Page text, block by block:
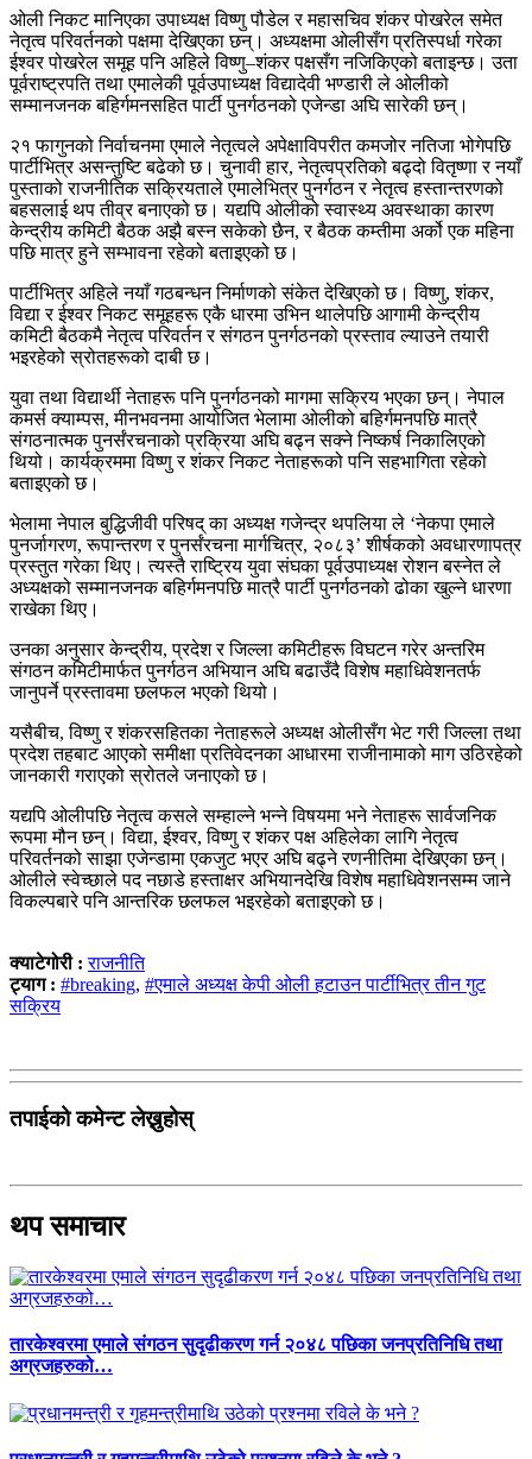
ओली निकट मानिएका उपाध्यक्षविष्णु पौडेलर महासचिवशंकर पोखरेलसमेत
नेतृत्व परिवर्तनको पक्षमा देखिएका छन्। अध्यक्षमा ओलीसँग प्रतिस्पर्धा गरेका
ईश्वर पोखरेलसमूह पनि अहिले विष्णु–शंकर पक्षसँग नजिकिएको बताइन्छ। उता
पूर्वराष्ट्रपति तथा एमालेकी पूर्वउपाध्यक्षविद्यादेवी भण्डारीले ओलीको
सम्मानजनक बहिर्गमनसहित पार्टी पुनर्गठनको एजेन्डा अघि सारेकी छन्।
२१ फागुनको निर्वाचनमा एमाले नेतृत्वले अपेक्षाविपरीत कमजोर नतिजा भोगेपछि
पार्टीभित्र असन्तुष्टि बढेको छ। चुनावी हार, नेतृत्वप्रतिको बढ्दो वितृष्णा र नयाँ
पुस्ताको राजनीतिक सक्रियताले एमालेभित्र पुनर्गठन र नेतृत्व हस्तान्तरणको
बहसलाई थप तीव्र बनाएको छ। यद्यपि ओलीको स्वास्थ्य अवस्थाका कारण
केन्द्रीय कमिटी बैठक अझै बस्न सकेको छैन, र बैठक कम्तीमा अर्को एक महिना
पछि मात्र हुने सम्भावना रहेको बताइएको छ।
पार्टीभित्र अहिले नयाँ गठबन्धन निर्माणको संकेत देखिएको छ। विष्णु, शंकर,
विद्या र ईश्वर निकट समूहहरू एकै धारमा उभिन थालेपछि आगामी केन्द्रीय
कमिटी बैठकमै नेतृत्व परिवर्तन र संगठन पुनर्गठनको प्रस्ताव ल्याउने तयारी
भइरहेको स्रोतहरूको दाबी छ।
युवा तथा विद्यार्थी नेताहरू पनि पुनर्गठनको मागमा सक्रिय भएका छन्।नेपाल
कमर्स क्याम्पस, मीनभवनमा आयोजित भेलामा ओलीको बहिर्गमनपछि मात्रै
संगठनात्मक पुनर्संरचनाको प्रक्रिया अघि बढ्न सक्ने निष्कर्ष निकालिएको
थियो। कार्यक्रममा विष्णु र शंकर निकट नेताहरूको पनि सहभागिता रहेको
बताइएको छ।
भेलामानेपाल बुद्धिजीवी परिषद्का अध्यक्षगजेन्द्र थपलियाले ‘नेकपा एमाले
पुनर्जागरण, रूपान्तरण र पुनर्संरचना मार्गचित्र, २०८३’ शीर्षकको अवधारणापत्र
प्रस्तुत गरेका थिए। त्यस्तै राष्ट्रिय युवा संघका पूर्वउपाध्यक्षरोशन बस्नेतले
अध्यक्षको सम्मानजनक बहिर्गमनपछि मात्रै पार्टी पुनर्गठनको ढोका खुल्ने धारणा
राखेका थिए।
उनका अनुसार केन्द्रीय, प्रदेश र जिल्ला कमिटीहरू विघटन गरेर अन्तरिम
संगठन कमिटीमार्फत पुनर्गठन अभियान अघि बढाउँदै विशेष महाधिवेशनतर्फ
जानुपर्ने प्रस्तावमा छलफल भएको थियो।
यसैबीच, विष्णु र शंकरसहितका नेताहरूले अध्यक्ष ओलीसँग भेट गरी जिल्ला तथा
प्रदेश तहबाट आएको समीक्षा प्रतिवेदनका आधारमा राजीनामाको माग उठिरहेको
जानकारी गराएको स्रोतले जनाएको छ।
यद्यपि ओलीपछि नेतृत्व कसले सम्हाल्ने भन्ने विषयमा भने नेताहरू सार्वजनिक
रूपमा मौन छन्। विद्या, ईश्वर, विष्णु र शंकर पक्ष अहिलेका लागि नेतृत्व
परिवर्तनको साझा एजेन्डामा एकजुट भएर अघि बढ्ने रणनीतिमा देखिएका छन्।
ओलीले स्वेच्छाले पद नछाडे हस्ताक्षर अभियानदेखि विशेष महाधिवेशनसम्म जाने
विकल्पबारे पनि आन्तरिक छलफल भइरहेको बताइएको छ।
क्याटेगोरी :राजनीति
ट्याग : #breaking, #एमाले अध्यक्ष केपी ओली हटाउन पार्टीभित्र तीन गुट
सक्रिय
तपाईको कमेन्ट लेख्नुहोस्
थप समाचार
तारकेश्वरमा एमाले संगठन सुदृढीकरण गर्न २०४८ पछिका जनप्रतिनिधि तथा
अग्रजहरुको…